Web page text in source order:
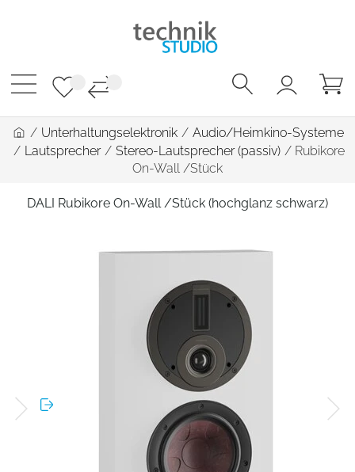
/ Unterhaltungselektronik / Audio/Heimkino-Systeme
/ Lautsprecher / Stereo-Lautsprecher (passiv) / Rubikore
On-Wall /Stück
DALI Rubikore On-Wall /Stück (hochglanz schwarz)